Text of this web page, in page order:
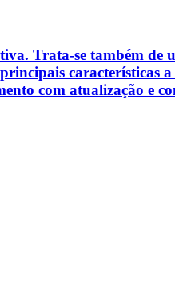
Trata-se também de
características
com atualização e